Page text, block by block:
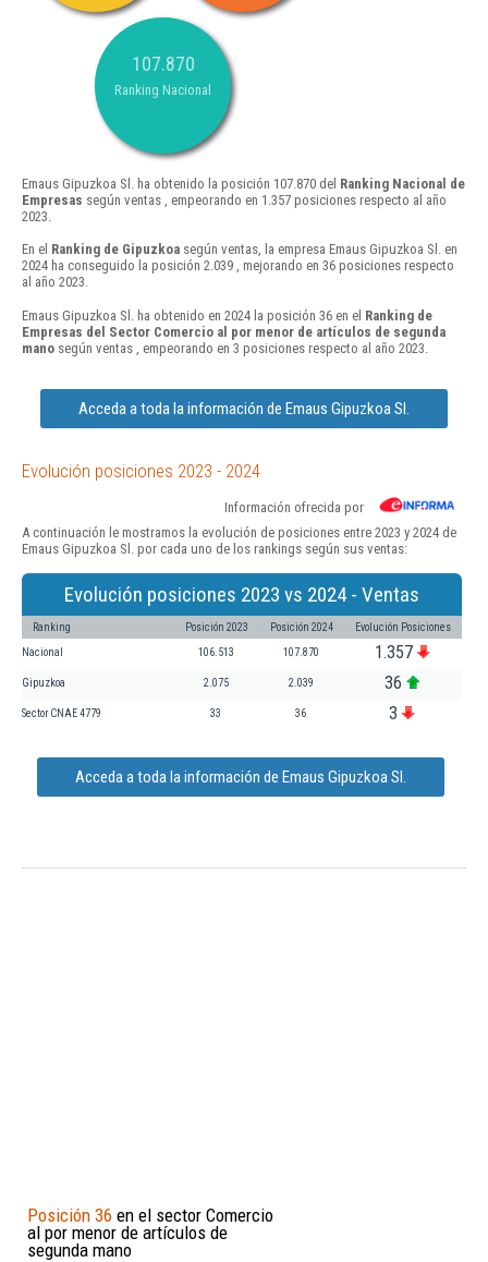
107.870
Ranking Nacional
Emaus Gipuzkoa Sl. ha obtenido la posición 107.870 del Ranking Nacional de
Empresas según ventas , empeorando en 1.357 posiciones respecto al año
2023.
En el Ranking de Gipuzkoa según ventas, la empresa Emaus Gipuzkoa Sl. en
2024 ha conseguido la posición 2.039 , mejorando en 36 posiciones respecto
al año 2023.
Emaus Gipuzkoa Sl. ha obtenido en 2024 la posición 36 en el Ranking de
Empresas del Sector Comercio al por menor de artículos de segunda
mano según ventas , empeorando en 3 posiciones respecto al año 2023.
Acceda a toda la información de Emaus Gipuzkoa Sl.
Evolución posiciones 2023 - 2024
Información ofrecida por
A continuación le mostramos la evolución de posiciones entre 2023 y 2024 de
Emaus Gipuzkoa Sl. por cada uno de los rankings según sus ventas:
Evolución posiciones 2023 vs 2024 - Ventas
Ranking Posición 2023 Posición 2024 Evolución Posiciones
Nacional 106.513 107.870 1.357
Gipuzkoa 2.075 2.039 36
Sector CNAE 4779 33 36 3
Acceda a toda la información de Emaus Gipuzkoa Sl.
Posición 36 en el sector Comercio
al por menor de artículos de
segunda mano